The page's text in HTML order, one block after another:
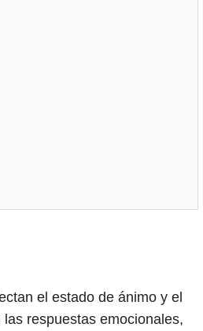
el estado de ánimo y el
respuestas emocionales,